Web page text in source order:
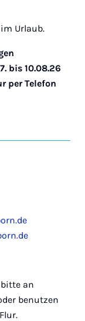
Urlaub.
bis 10.08.26
per Telefon
an
benutzen